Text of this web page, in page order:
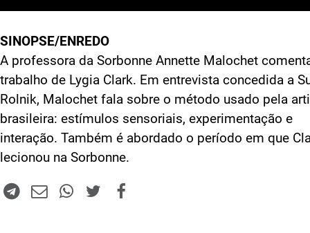
SINOPSE/ENREDO
A professora da Sorbonne Annette Malochet
trabalho de Lygia Clark. Em entrevista concedida a
Rolnik, Malochet fala sobre o método usado pela
brasileira: estímulos sensoriais, experimentação e
interação. Também é abordado o período em que
lecionou na Sorbonne.